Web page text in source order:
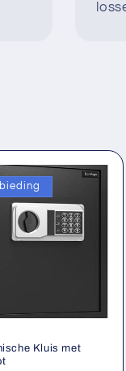
Kluis met